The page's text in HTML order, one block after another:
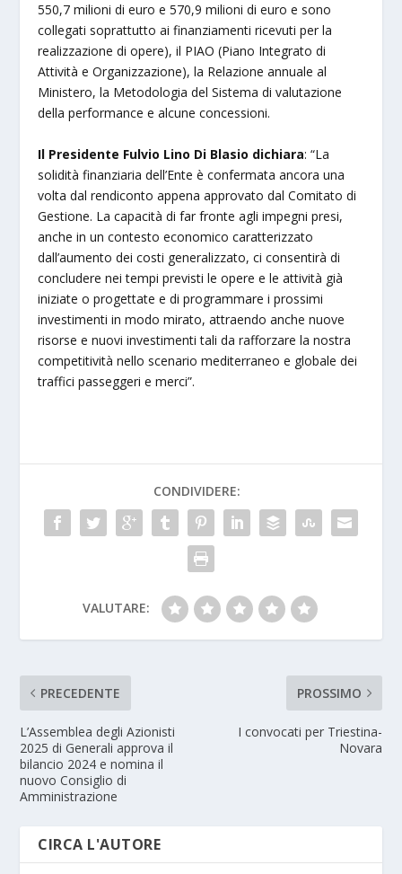
550,7 milioni di euro e 570,9 milioni di euro e sono
collegati soprattutto ai finanziamenti ricevuti per la
realizzazione di opere), il PIAO (Piano Integrato di
Attività e Organizzazione), la Relazione annuale al
Ministero, la Metodologia del Sistema di valutazione
della performance e alcune concessioni.
Il Presidente Fulvio Lino Di Blasio dichiara: “La
solidità finanziaria dell’Ente è confermata ancora una
volta dal rendiconto appena approvato dal Comitato di
Gestione. La capacità di far fronte agli impegni presi,
anche in un contesto economico caratterizzato
dall’aumento dei costi generalizzato, ci consentirà di
concludere nei tempi previsti le opere e le attività già
iniziate o progettate e di programmare i prossimi
investimenti in modo mirato, attraendo anche nuove
risorse e nuovi investimenti tali da rafforzare la nostra
competitività nello scenario mediterraneo e globale dei
traffici passeggeri e merci”.
CONDIVIDERE:
VALUTARE:
PRECEDENTE
L’Assemblea degli Azionisti
2025 di Generali approva il
bilancio 2024 e nomina il
nuovo Consiglio di
Amministrazione
PROSSIMO
I convocati per Triestina-
Novara
CIRCA L'AUTORE